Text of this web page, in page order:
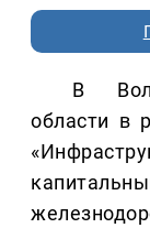
В
области в